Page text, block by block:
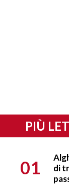
PIÙ
01
di